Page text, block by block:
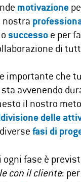
motivazione
nostra
successo e per
di
importante che
avvenendo
il nostro
delle
fasi di
fase è
con il cliente: